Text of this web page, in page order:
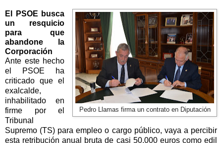
Pedro Llamas firma un contrato en Diputación
El PSOE busca
un resquicio
para que
abandone la
Corporación
Ante este hecho
el PSOE ha
criticado que el
exalcalde,
inhabilitado en
firme por el
Tribunal
Supremo (TS) para empleo o cargo público, vaya a percibir
esta retribución anual bruta de casi 50.000 euros como edil